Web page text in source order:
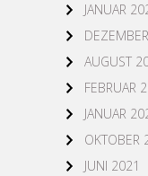
JANUAR
AUGUST
FEBRUAR
JANUAR
OKTOBER
JUNI 2021